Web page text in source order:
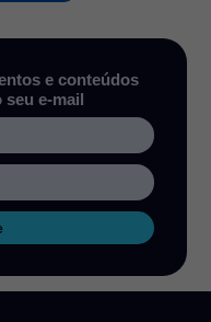
e conteúdos
e-mail